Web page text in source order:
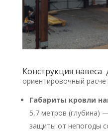
Конструкция навеса
ориентировочный
Габариты кровли
5,7 метров (глубина)
защиты от непогоды